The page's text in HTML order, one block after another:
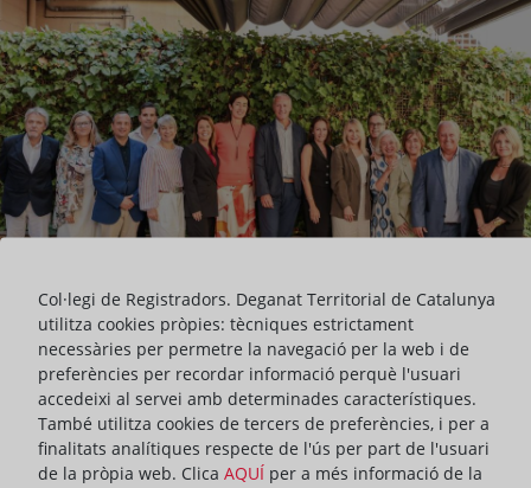
Col·legi de Registradors. Deganat Territorial de Catalunya
utilitza cookies pròpies: tècniques estrictament
necessàries per permetre la navegació per la web i de
preferències per recordar informació perquè l'usuari
accedeixi al servei amb determinades característiques.
També utilitza cookies de tercers de preferències, i per a
finalitats analítiques respecte de l'ús per part de l'usuari
de la pròpia web. Clica AQUÍ per a més informació de la